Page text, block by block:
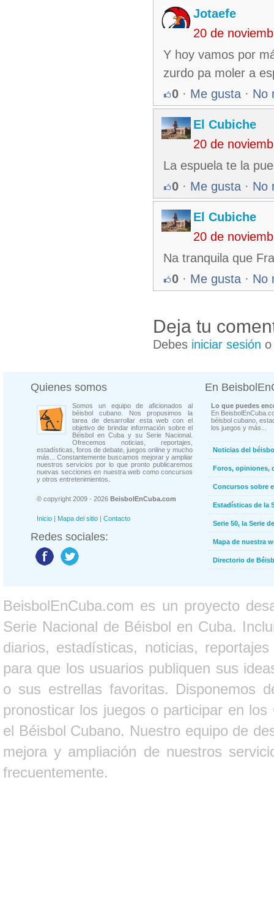
Jotaefe
20 de
Y hoy vamos por
zurdo pa moler a
0 · Me gusta · No
El Cubiche
20 de
La espuela te la
0 · Me gusta · No
El Cubiche
20 de
Na tranquila que
0 · Me gusta · No
Deja tu
Debes iniciar sesión
Quienes somos
Somos un equipo de aficionados al
béisbol cubano. Nos propusimos la
tarea de desarrollar esta web con el
objetivo de brindar información sobre el
Béisbol en Cuba y su Serie Nacional.
Ofrecemos noticias, reportajes,
estadísticas, foros de debate, juegos online y mucho
más... Constantemente buscamos mejorar y ampliar
nuestros servicios por lo que pronto publicaremos
nuevas secciones en nuestra web como concursos
y otros entretenimientos.
© copyright 2009 - 2026 BeisbolEnCuba.com
Inicio | Mapa del sitio | Contacto
Redes sociales:
En
Lo que puedes
En
béisbol cubano,
los juegos y más...
Noticias del
Foros, opiniones,
Concursos sobre
Estadísticas de la
Serie 50, la Serie
Mapa de nuestra
Directorio de
BeisbolEnCuba.com es un proyecto
Serie Nacional de Béisbol en Cuba.
diarios, estadísticas, noticias,
para que los usuarios publiquen sus
o sus estrellas favoritas. Disponemos
pronosticar los juegos o participar en
el Béisbol Cubano. Nuestro equipo de
mejora y ampliación de nuestros
frecuentemente.